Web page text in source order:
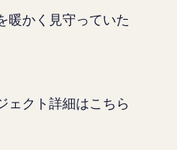
暖かく見守っていた
ェクト詳細はこちら